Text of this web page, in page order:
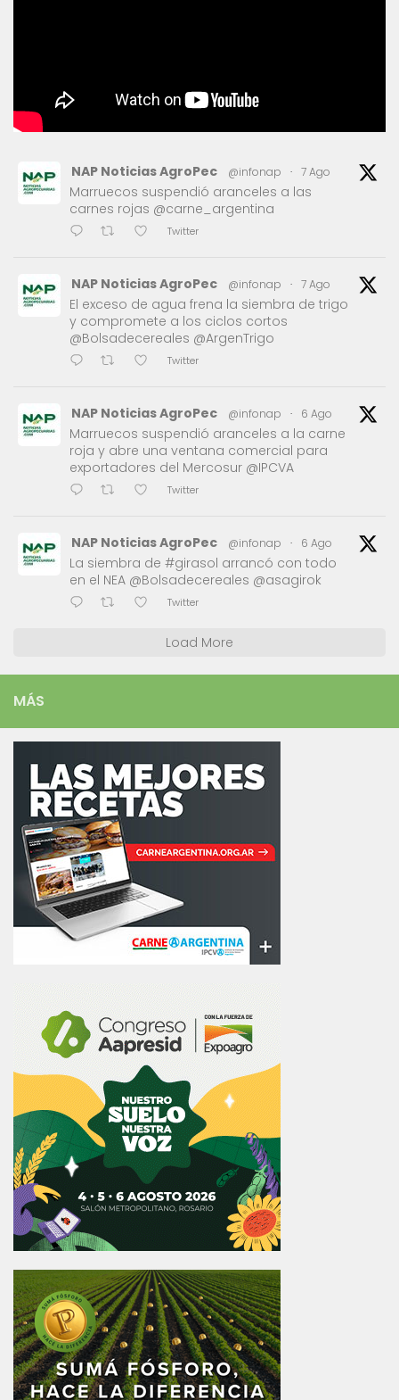
NAP Noticias AgroPec @infonap · 7 Ago
Marruecos suspendió aranceles a las
carnes rojas @carne_argentina
Twitter
NAP Noticias AgroPec @infonap · 7 Ago
El exceso de agua frena la siembra de trigo
y compromete a los ciclos cortos
@Bolsadecereales @ArgenTrigo
Twitter
NAP Noticias AgroPec @infonap · 6 Ago
Marruecos suspendió aranceles a la carne
roja y abre una ventana comercial para
exportadores del Mercosur @IPCVA
Twitter
NAP Noticias AgroPec @infonap · 6 Ago
La siembra de #girasol arrancó con todo
en el NEA @Bolsadecereales @asagirok
Twitter
Load More
MÁS